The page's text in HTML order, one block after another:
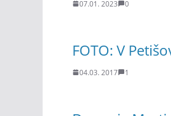
07.01. 2023 0
FOTO: V
04.03. 2017 1